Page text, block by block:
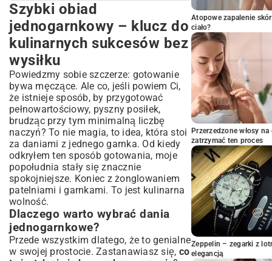
Szybki obiad jednogarnkowy – klucz do
kulinarnych sukcesów bez wysiłku
Dlaczego warto wybrać dania
jednogarnkowe?
Oszczędność czasu i sprzątania w kuchni
Podstawy szybkiego obiadu
jednogarnkowego: składniki i
przygotowanie
Niezbędne produkty zawsze pod ręką
Techniki, które przyspieszą gotowanie
Najlepsze przepisy na szybkie obiady
jednogarnkowe
Jednogarnkowe dania mięsne: kurczak,
mielone i inne
Wegetariańskie i wegańskie opcje
jednogarnkowe
Makaron, ryż i kasza – baza sycących dań
Sekrety smaku: Jak wzbogacić szybki
obiad jednogarnkowy?
Wybór odpowiednich przypraw i ziół
Szybki obiad
jednogarnkowy – klucz do
kulinarnych sukcesów bez
wysiłku
Powiedzmy sobie szczerze: gotowanie
bywa męczące. Ale co, jeśli powiem Ci,
że istnieje sposób, by przygotować
pełnowartościowy, pyszny posiłek,
brudząc przy tym minimalną liczbę
naczyń? To nie magia, to idea, która stoi
za daniami z jednego garnka. Od kiedy
odkryłem ten sposób gotowania, moje
popołudnia stały się znacznie
spokojniejsze. Koniec z żonglowaniem
patelniami i garnkami. To jest kulinarna
wolność.
Dlaczego warto wybrać dania
jednogarnkowe?
Przede wszystkim dlatego, że to genialne
w swojej prostocie. Zastanawiasz się, co
Atopowe zapalenie
ciało?
Przerzedzone włosy
zatrzymać ten proces
Zeppelin – zegarki z
elegancją